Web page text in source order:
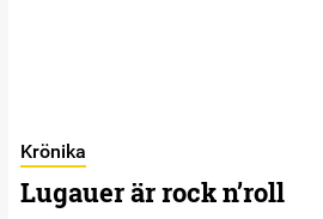
Krönika
Lugauer är rock n’roll